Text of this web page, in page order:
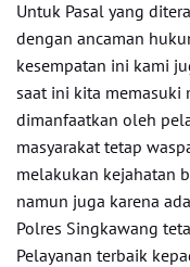
Untuk Pasal yang
dengan ancaman
kesempatan ini kami
saat ini kita memasuki
dimanfaatkan oleh
masyarakat tetap
melakukan kejahatan
namun juga karena
Polres Singkawang
Pelayanan terbaik